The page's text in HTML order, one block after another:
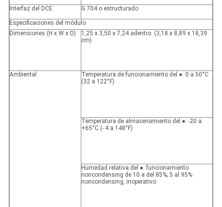
Interfaz del DCE G.704 o estructurado
Especificaciones del módulo
Dimensiones (H x W x D)
1,25 x 3,50 x 7,24 adentro. (3,18 x 8,89 x 18,39
cm)
Ambiental
Temperatura de funcionamiento del ●: 0 a 50°C
(32 a 122°F)
Temperatura de almacenamiento del ●: -20 a
+65°C (- 4 a 148°F)
Humedad relativa del ●: funcionamiento
noncondensing de 10 a del 85%; 5 al 95%
noncondensing, inoperativo